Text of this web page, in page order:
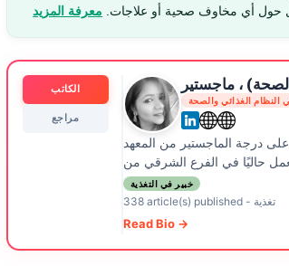
حول أي مخاوف صحية أو علاجات. معرفة المزيد
الكاتب
مراجع
، ماجستير
النظام الغذائي والصحة
على درجة الماجستير من المعهد
خبير في التغذية
338 article(s) published- تغذية
Read Bio →